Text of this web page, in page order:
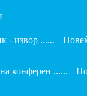
- извор ......
конферен ......